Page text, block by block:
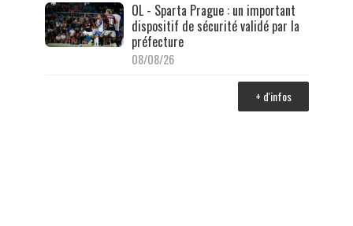
OL - Sparta Prague : un important
dispositif de sécurité validé par la
préfecture
08/08/26
+ d'infos